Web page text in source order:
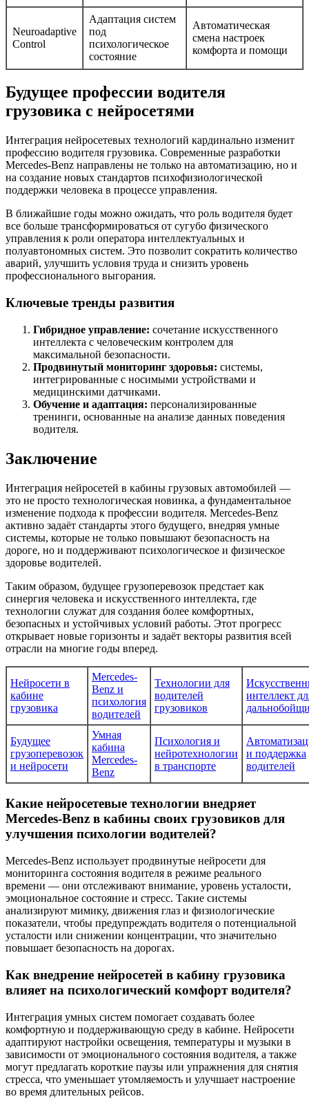
Neuroadaptive
Control
Адаптация систем
под
психологическое
состояние
Автоматическая
смена настроек
комфорта и помощи
Будущее профессии водителя
грузовика с нейросетями
Интеграция нейросетевых технологий кардинально изменит
профессию водителя грузовика. Современные разработки
Mercedes-Benz направлены не только на автоматизацию, но и
на создание новых стандартов психофизиологической
поддержки человека в процессе управления.
В ближайшие годы можно ожидать, что роль водителя будет
все больше трансформироваться от сугубо физического
управления к роли оператора интеллектуальных и
полуавтономных систем. Это позволит сократить количество
аварий, улучшить условия труда и снизить уровень
профессионального выгорания.
Ключевые тренды развития
Гибридное управление: сочетание искусственного
интеллекта с человеческим контролем для
максимальной безопасности.
Продвинутый мониторинг здоровья: системы,
интегрированные с носимыми устройствами и
медицинскими датчиками.
Обучение и адаптация: персонализированные
тренинги, основанные на анализе данных поведения
водителя.
Заключение
Интеграция нейросетей в кабины грузовых автомобилей —
это не просто технологическая новинка, а фундаментальное
изменение подхода к профессии водителя. Mercedes-Benz
активно задаёт стандарты этого будущего, внедряя умные
системы, которые не только повышают безопасность на
дороге, но и поддерживают психологическое и физическое
здоровье водителей.
Таким образом, будущее грузоперевозок предстает как
синергия человека и искусственного интеллекта, где
технологии служат для создания более комфортных,
безопасных и устойчивых условий работы. Этот прогресс
открывает новые горизонты и задаёт векторы развития всей
отрасли на многие годы вперед.
Нейросети в
кабине
грузовика
Mercedes-
Benz и
психология
водителей
Технологии для
водителей
грузовиков
интеллект
Будущее
грузоперевозок
и нейросети
Умная
кабина
Mercedes-
Benz
Психология и
нейротехнологии
в транспорте
и поддержка
водителей
Какие нейросетевые технологии внедряет
Mercedes-Benz в кабины своих грузовиков для
улучшения психологии водителей?
Mercedes-Benz использует продвинутые нейросети для
мониторинга состояния водителя в режиме реального
времени — они отслеживают внимание, уровень усталости,
эмоциональное состояние и стресс. Такие системы
анализируют мимику, движения глаз и физиологические
показатели, чтобы предупреждать водителя о потенциальной
усталости или снижении концентрации, что значительно
повышает безопасность на дорогах.
Как внедрение нейросетей в кабину грузовика
влияет на психологический комфорт водителя?
Интеграция умных систем помогает создавать более
комфортную и поддерживающую среду в кабине. Нейросети
адаптируют настройки освещения, температуры и музыки в
зависимости от эмоционального состояния водителя, а также
могут предлагать короткие паузы или упражнения для снятия
стресса, что уменьшает утомляемость и улучшает настроение
во время длительных рейсов.